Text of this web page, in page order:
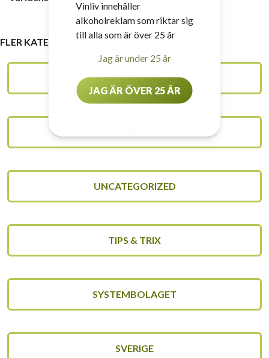
FLER KATEGORIER
VINSKOLAN
UNCATEGORIZED
TIPS & TRIX
SYSTEMBOLAGET
SVERIGE
Vinliv innehåller
alkoholreklam som riktar sig
till alla som är över 25 år
Jag är under 25 år
JAG ÄR ÖVER 25 ÅR